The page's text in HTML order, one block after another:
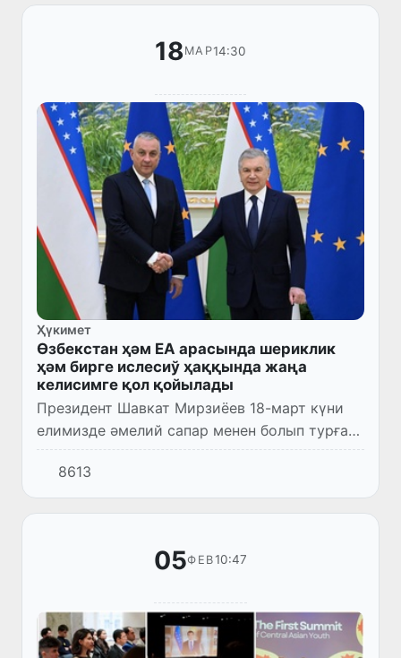
18МАР14:30
Ҳүкимет
Өзбекстан ҳәм ЕА арасында шериклик
ҳәм бирге ислесиў ҳаққында жаңа
келисимге қол қойылады
Президент Шавкат Мирзиёев 18-март күни
елимизде әмелий сапар менен болып турған
Европа Аўқамының Халықаралық бирге
ислесиў бойынша комиссары Йозеф Сикела
басшылығындағы делегацияны...
8613
05ФЕВ10:47